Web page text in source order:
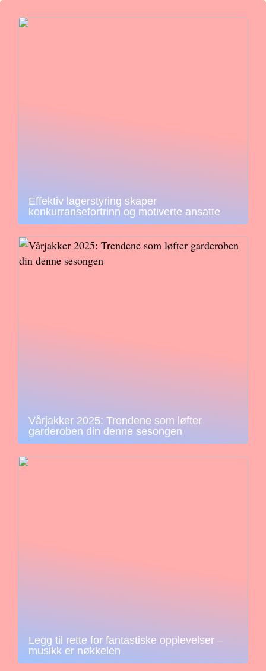
Effektiv lagerstyring skaper
konkurransefortrinn og motiverte ansatte
Vårjakker 2025: Trendene som løfter
garderoben din denne sesongen
Legg til rette for fantastiske opplevelser –
musikk er nøkkelen